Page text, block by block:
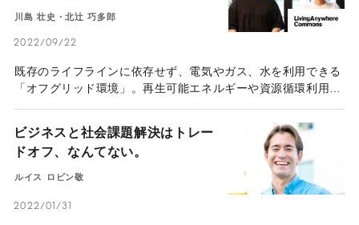
川島 壮史・北辻 巧多郎
2022/09/22
既存のライフラインに依存せず、電気やガス、水を利用できる
「オフグリッド環境」。再生可能エネルギーや資源循環利用を
ることから、社会実装への期待が寄せられている。「オフグリ
ッド環境を社会実装できれば、人口減少の問題も解決できる」
と語るのは、U3イノベーションズ合同会社の川島壮史氏と株
式会社LIFULLの北辻巧多郎。次なる未来に向け、壮大な実験
を「オフグリッド・リビングラボ八ヶ岳」で開始した。
ビジネスと社会課題解決はトレー
ドオフ、なんてない。
ルイス ロビン敬
2022/01/31